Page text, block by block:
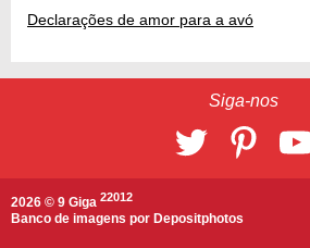
Declarações de amor para a avó
Siga-nos
2026 © 9 Giga 22012
Banco de imagens por Depositphotos